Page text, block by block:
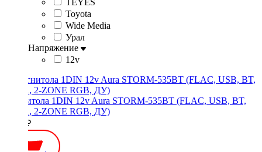
TEYES
Toyota
Wide Media
Урал
Напряжение
12v
Магнитола 1DIN 12v Aura STORM-535BT (FLAC, USB, BT,
3RCA, 2-ZONE RGB, ДУ)
4500 ₽